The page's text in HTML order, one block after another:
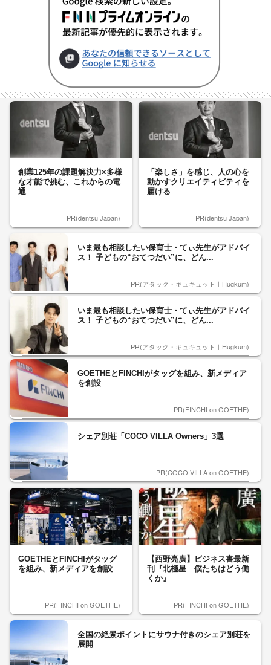
創業125年の課題解決力×多様
な才能で挑む、これからの電
通
PR(dentsu Japan)
「楽しさ」を感じ、人の心を
動かすクリエイティビティを
届ける
PR(dentsu Japan)
いま最も相談したい保育士・てぃ先生がアドバイ
ス！ 子どもの“おてつだい”に、どん...
PR(アタック・キュキュット｜Hugkum)
いま最も相談したい保育士・てぃ先生がアドバイ
ス！ 子どもの“おてつだい”に、どん...
PR(アタック・キュキュット｜Hugkum)
GOETHEとFINCHIがタッグを組み、新メディア
を創設
PR(FINCHI on GOETHE)
シェア別荘「COCO VILLA Owners」3選
PR(COCO VILLA on GOETHE)
GOETHEとFINCHIがタッグ
を組み、新メディアを創設
PR(FINCHI on GOETHE)
【西野亮廣】ビジネス書最新
刊『北極星 僕たちはどう働
くか』
PR(FINCHI on GOETHE)
全国の絶景ポイントにサウナ付きのシェア別荘を
展開